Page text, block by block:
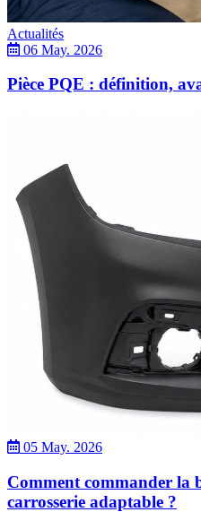
Actualités
06 May. 2026
Pièce PQE : définition,
05 May. 2026
Comment commander la
carrosserie adaptable ?